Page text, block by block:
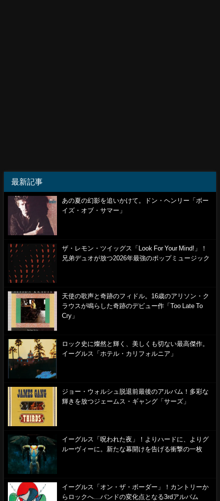
最新記事
あの夏の幻影を追いかけて。ドン・ヘンリー「ボー
イズ・オブ・サマー」
ザ・レモン・ツイッグス「Look For Your Mind!」！
兄弟デュオが放つ2026年最強のポップミュージック
天使の歌声と奇跡のフィドル。16歳のアリソン・ク
ラウスが鳴らした奇跡のデビュー作「Too Late To
Cry」
ロック史に燦然と輝く、美しくも切ない最高傑作。
イーグルス「ホテル・カリフォルニア」
ジョー・ウォルシュ脱退前最後のアルバム！多彩な
輝きを放つジェームス・ギャング「サーズ」
イーグルス「呪われた夜」！よりハードに、よりグ
ルーヴィーに。新たな幕開けを告げる衝撃の一枚
イーグルス「オン・ザ・ボーダー」！カントリーか
らロックへ…バンドの変化点となる3rdアルバム